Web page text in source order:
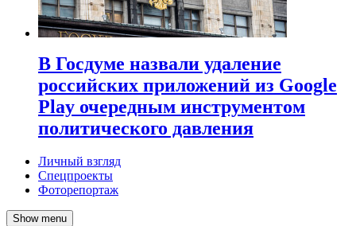
В Госдуме назвали удаление
российских приложений из Google
Play очередным инструментом
политического давления
Личный взгляд
Спецпроекты
Фоторепортаж
Show menu